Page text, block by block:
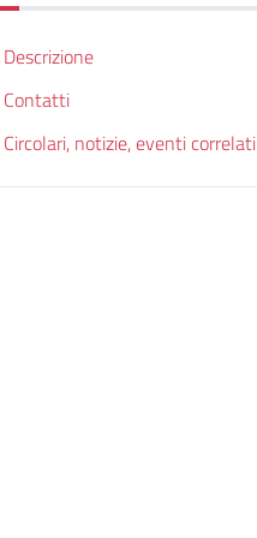
Descrizione
Contatti
Circolari, notizie, eventi correlati